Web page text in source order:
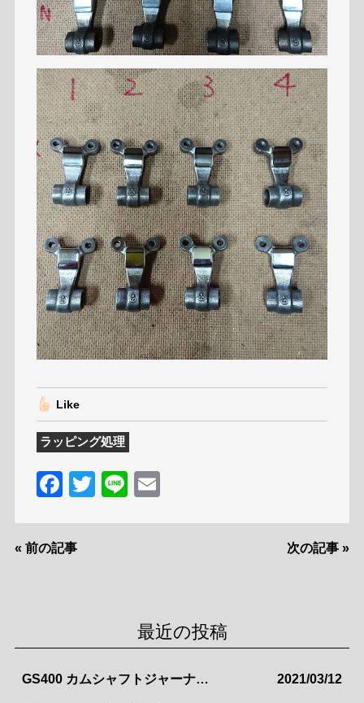
Like
ラッピング処理
F
c
e
o
k
T
Li
« 前の記事 次の記事 »
最近の投稿
GS400 カムシャフトジャーナル修正 2021/03/12